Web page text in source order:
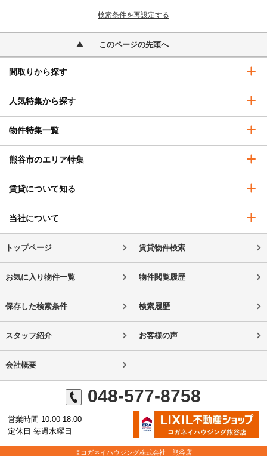
検索条件を再設定する
このページの先頭へ
間取りから探す
人気特集から探す
物件特集一覧
熊谷市のエリア特集
賃貸について知る
当社について
トップページ 賃貸物件検索
お気に入り物件一覧 物件閲覧履歴
保存した検索条件 検索履歴
スタッフ紹介 お客様の声
会社概要
048-577-8758
営業時間 10:00-18:00
定休日 毎週水曜日
©コガネイハウジング株式会社 熊谷店